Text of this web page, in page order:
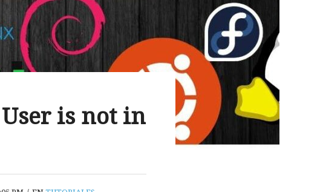
is not in